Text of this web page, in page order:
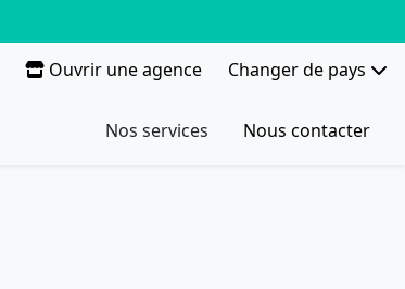
Ouvrir une agence Changer de pays
Nos services Nous contacter